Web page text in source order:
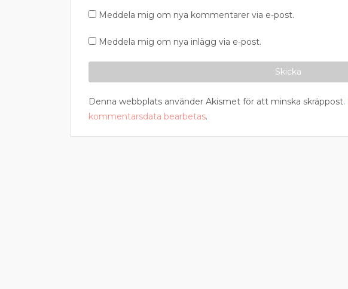
Meddela mig om nya kommentarer via e-post.
Meddela mig om nya inlägg via e-post.
Denna webbplats använder Akismet för att minska skräppost.
kommentarsdata bearbetas.